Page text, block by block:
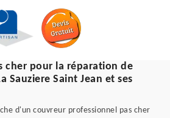
cher pour la réparation de
Sauziere Saint Jean et ses
d'un couvreur professionnel pas cher